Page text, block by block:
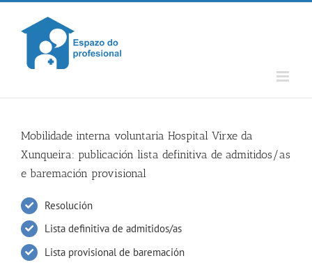
Skip
content
Mobilidade interna voluntaria Hospital Virxe da
Xunqueira: publicación lista definitiva de admitidos/as
e baremación provisional
Resolución
Lista definitiva de admitidos/as
Lista provisional de baremación